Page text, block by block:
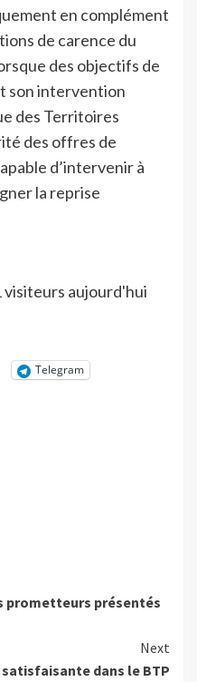
en complément
de carence du
des objectifs de
son intervention
des Territoires
des offres de
d’intervenir à
la reprise
visiteurs aujourd'hui
Telegram
prometteurs présentés
Next
dans le BTP